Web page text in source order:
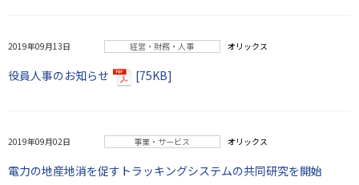
2019年09月13日 経営・財務・人事 オリックス
役員人事のお知らせ [75KB]
2019年09月02日 事業・サービス オリックス
電力の地産地消を促すトラッキングシステムの共同研究を開始